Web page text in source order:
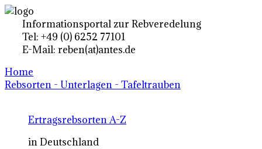
Informationsportal zur Rebveredelung
Tel: +49 (0) 6252 77101
E-Mail: reben(at)antes.de
Home
Rebsorten - Unterlagen - Tafeltrauben
Ertragsrebsorten A-Z
in Deutschland